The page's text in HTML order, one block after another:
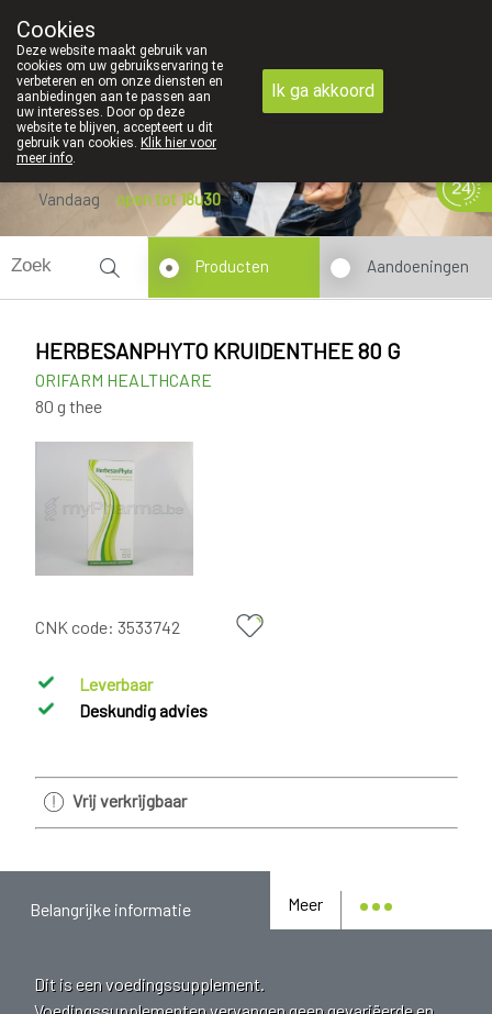
Vandaag open tot 18u30
Producten Aandoeningen
HERBESANPHYTO KRUIDENTHEE 80 G
ORIFARM HEALTHCARE
80 g thee
CNK code: 3533742
Leverbaar
Deskundig advies
Vrij verkrijgbaar
Meer
Belangrijke informatie
Dit is een voedingssupplement.
Cookies
Deze website maakt gebruik van
cookies om uw gebruikservaring te
verbeteren en om onze diensten en
aanbiedingen aan te passen aan
uw interesses. Door op deze
website te blijven, accepteert u dit
gebruik van cookies. Klik hier voor
meer info.
Ik ga akkoord